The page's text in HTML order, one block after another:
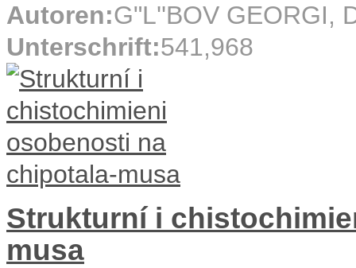
Autoren:G"L''BOV GEORGI,
Unterschrift:541,968
Strukturní i
musa